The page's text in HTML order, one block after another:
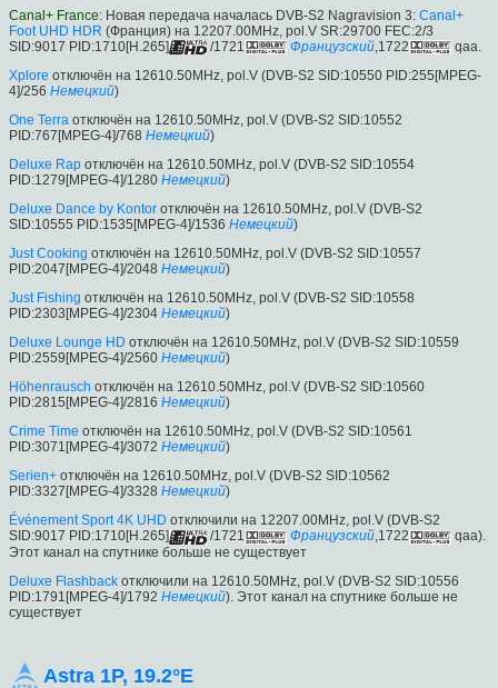
Canal+ France: Новая передача началась DVB-S2 Nagravision 3: Canal+
Foot UHD HDR (Франция) на 12207.00MHz, pol.V SR:29700 FEC:2/3
SID:9017 PID:1710[H.265]
/1721 Французский,1722
qaa.
Xplore отключён на 12610.50MHz, pol.V (DVB-S2 SID:10550 PID:255[MPEG-
4]/256 Немецкий)
One Terra отключён на 12610.50MHz, pol.V (DVB-S2 SID:10552
PID:767[MPEG-4]/768 Немецкий)
Deluxe Rap отключён на 12610.50MHz, pol.V (DVB-S2 SID:10554
PID:1279[MPEG-4]/1280 Немецкий)
Deluxe Dance by Kontor отключён на 12610.50MHz, pol.V (DVB-S2
SID:10555 PID:1535[MPEG-4]/1536 Немецкий)
Just Cooking отключён на 12610.50MHz, pol.V (DVB-S2 SID:10557
PID:2047[MPEG-4]/2048 Немецкий)
Just Fishing отключён на 12610.50MHz, pol.V (DVB-S2 SID:10558
PID:2303[MPEG-4]/2304 Немецкий)
Deluxe Lounge HD отключён на 12610.50MHz, pol.V (DVB-S2 SID:10559
PID:2559[MPEG-4]/2560 Немецкий)
Höhenrausch отключён на 12610.50MHz, pol.V (DVB-S2 SID:10560
PID:2815[MPEG-4]/2816 Немецкий)
Crime Time отключён на 12610.50MHz, pol.V (DVB-S2 SID:10561
PID:3071[MPEG-4]/3072 Немецкий)
Serien+ отключён на 12610.50MHz, pol.V (DVB-S2 SID:10562
PID:3327[MPEG-4]/3328 Немецкий)
Événement Sport 4K UHD отключили на 12207.00MHz, pol.V (DVB-S2
SID:9017 PID:1710[H.265]
/1721 Французский,1722
qaa).
Этот канал на спутнике больше не существует
Deluxe Flashback отключили на 12610.50MHz, pol.V (DVB-S2 SID:10556
PID:1791[MPEG-4]/1792 Немецкий). Этот канал на спутнике больше не
существует
Astra 1P, 19.2°E